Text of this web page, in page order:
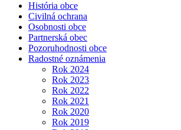
História obce
Civilná ochrana
Osobnosti obce
Partnerská obec
Pozoruhodnosti obce
Radostné oznámenia
Rok 2024
Rok 2023
Rok 2022
Rok 2021
Rok 2020
Rok 2019